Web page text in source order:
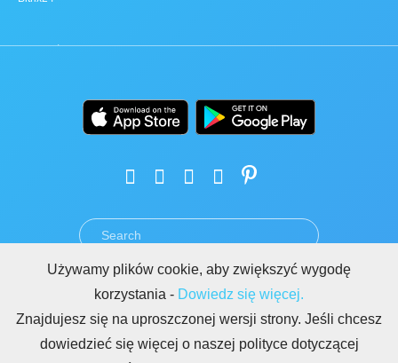
REGULAMIN POLITYKA PRYWATNOŚCI RODO
BEZPIECZEŃSTWO
NADUŻYCIA
REGULAMIN BITRIX24.STRONY
Copyright © 2026 Bitrix24
Używamy plików cookie, aby zwiększyć wygodę
korzystania - Dowiedz się więcej.
Znajdujesz się na uproszczonej wersji strony. Jeśli chcesz
dowiedzieć się więcej o naszej polityce dotyczącej